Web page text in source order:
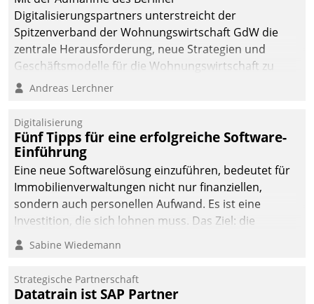
Digitalisierungspartners unterstreicht der
Spitzenverband der Wohnungswirtschaft GdW die
zentrale Herausforderung, neue Strategien und
Geschäftsmodelle für die Wohnungswirtschaft zu
entwickeln.
Andreas Lerchner
Digitalisierung
Fünf Tipps für eine erfolgreiche Software-
Einführung
Eine neue Softwarelösung einzuführen, bedeutet für
Immobilienverwaltungen nicht nur finanziellen,
sondern auch personellen Aufwand. Es ist eine
Investition, die sich lohnen muss. Das Ziel: die
nachhaltige Optimierung der Geschäftsabläufe. Damit
dieses Ziel erreicht wird, sollten einige Grundregeln
Sabine Wiedemann
Strategische Partnerschaft
Datatrain ist SAP Partner